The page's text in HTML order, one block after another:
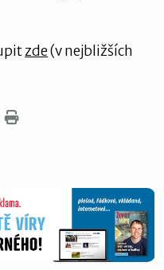
zde(v nejbližších